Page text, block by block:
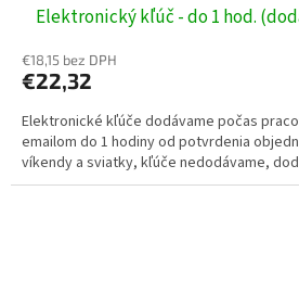
Elektronický kľúč - do 1 hod.
€18,15 bez DPH
€22,32
Elektronické kľúče dodávame počas
emailom do 1 hodiny od potvrdenia
víkendy a sviatky, kľúče nedodávame,